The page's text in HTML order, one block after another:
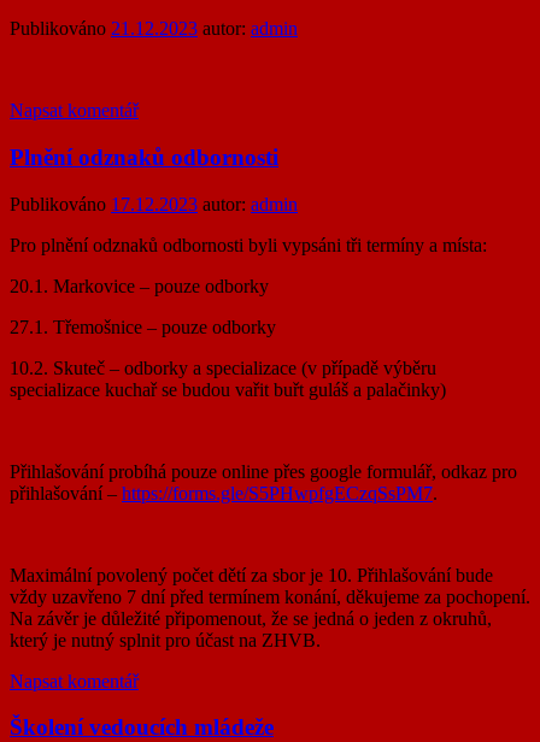
Publikováno 21.12.2023 autor: admin
Napsat komentář
Plnění odznaků odbornosti
Publikováno 17.12.2023 autor: admin
Pro plnění odznaků odbornosti byli vypsáni tři termíny a místa:
20.1. Markovice – pouze odborky
27.1. Třemošnice – pouze odborky
10.2. Skuteč – odborky a specializace (v případě výběru
specializace kuchař se budou vařit buřt guláš a palačinky)
Přihlašování probíhá pouze online přes google formulář, odkaz pro
přihlašování – https://forms.gle/S5PHwpfgECzqSsPM7.
Maximální povolený počet dětí za sbor je 10. Přihlašování bude
vždy uzavřeno 7 dní před termínem konání, děkujeme za pochopení.
Na závěr je důležité připomenout, že se jedná o jeden z okruhů,
který je nutný splnit pro účast na ZHVB.
Napsat komentář
Školení vedoucích mládeže